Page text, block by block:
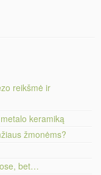
reikšmė ir
keramiką
žmonėms?
bet…